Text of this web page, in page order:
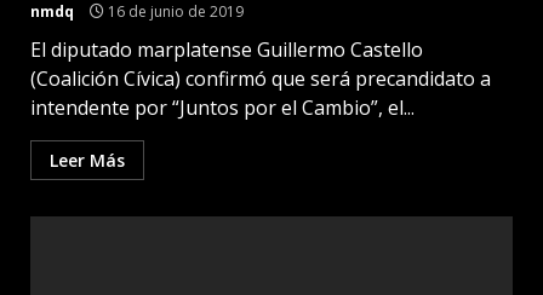
nmdq 16 de junio de 2019
El diputado marplatense Guillermo Castello
(Coalición Cívica) confirmó que será precandidato a
intendente por “Juntos por el Cambio”, el...
Leer Más